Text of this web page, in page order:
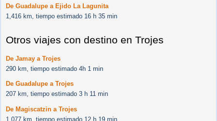
De Guadalupe a Ejido La Lagunita
1,416 km, tiempo estimado 16 h 35 min
Otros viajes con destino en Trojes
De Jamay a Trojes
290 km, tiempo estimado 4h 1 min
De Guadalupe a Trojes
207 km, tiempo estimado 3 h 11 min
De Magiscatzin a Trojes
1,077 km, tiempo estimado 12 h 19 min